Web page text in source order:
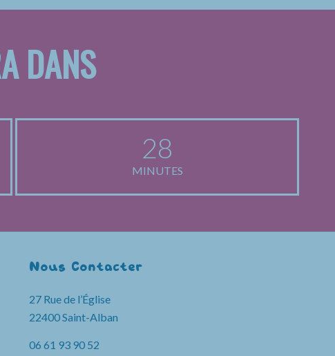
DANS
28
MINUTES
Nous Contacter
27 Rue de l’Église
22400 Saint-Alban
06 61 93 90 52